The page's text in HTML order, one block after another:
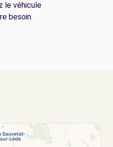
le véhicule
besoin.